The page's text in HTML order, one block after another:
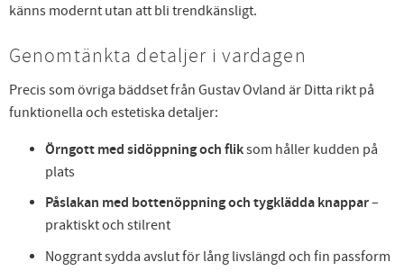
känns modernt utan att bli trendkänsligt.
Genomtänkta detaljer i vardagen
Precis som övriga bäddset från Gustav Ovland är Ditta rikt på
funktionella och estetiska detaljer:
Örngott med sidöppning och fliksom håller kudden på
plats
Påslakan med bottenöppning och tygklädda knappar–
praktiskt och stilrent
Noggrant sydda avslut för lång livslängd och fin passform